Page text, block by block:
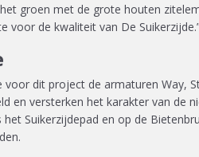
groen met de grote houten
voor de kwaliteit van De
voor dit project de armaturen Way,
en versterken het karakter van de
het Suikerzijdepad en op de